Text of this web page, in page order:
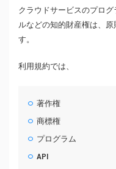
クラウドサービスのプロ
ルなどの知的財産権は、
す。
利用規約では、
著作権
商標権
プログラム
API